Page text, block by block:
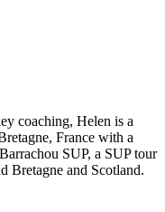
coaching, Helen is a
France with a
SUP, a SUP tour
Bretagne and Scotland.